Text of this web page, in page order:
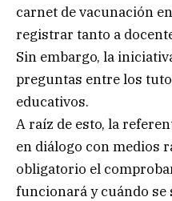
carnet de vacunación
registrar tanto a
Sin embargo, la
preguntas entre los
educativos.
A raíz de esto, la
en diálogo con medios
obligatorio el
funcionará y cuándo